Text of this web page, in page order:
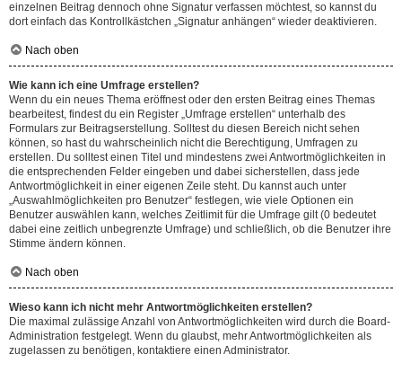
einzelnen Beitrag dennoch ohne Signatur verfassen möchtest, so kannst du
dort einfach das Kontrollkästchen „Signatur anhängen“ wieder deaktivieren.
Nach oben
Wie kann ich eine Umfrage erstellen?
Wenn du ein neues Thema eröffnest oder den ersten Beitrag eines Themas
bearbeitest, findest du ein Register „Umfrage erstellen“ unterhalb des
Formulars zur Beitragserstellung. Solltest du diesen Bereich nicht sehen
können, so hast du wahrscheinlich nicht die Berechtigung, Umfragen zu
erstellen. Du solltest einen Titel und mindestens zwei Antwortmöglichkeiten in
die entsprechenden Felder eingeben und dabei sicherstellen, dass jede
Antwortmöglichkeit in einer eigenen Zeile steht. Du kannst auch unter
„Auswahlmöglichkeiten pro Benutzer“ festlegen, wie viele Optionen ein
Benutzer auswählen kann, welches Zeitlimit für die Umfrage gilt (0 bedeutet
dabei eine zeitlich unbegrenzte Umfrage) und schließlich, ob die Benutzer ihre
Stimme ändern können.
Nach oben
Wieso kann ich nicht mehr Antwortmöglichkeiten erstellen?
Die maximal zulässige Anzahl von Antwortmöglichkeiten wird durch die Board-
Administration festgelegt. Wenn du glaubst, mehr Antwortmöglichkeiten als
zugelassen zu benötigen, kontaktiere einen Administrator.